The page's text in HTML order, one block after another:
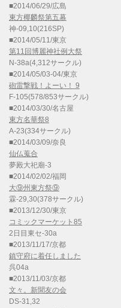
■2014/06/29/広島
東方椰麟祭第五幕
神-09,10(216SP)
■2014/05/11/東京
第11回博麗神社例大祭
N-38a(4,312サークル)
■2014/05/03-04/東京
砲雷撃戦！よーい！ 9
F-105(578/853サークル)
■2014/03/30/名古屋
東方名華祭8
A-23(334サークル)
■2014/03/09/奈良
仙仏蒐合
夢殿大祀廟-3
■2014/02/02/福岡
大⑨州東方祭⑨
霖-29,30(378サークル)
■2013/12/30/東京
コミックマーケット85
2日目東セ-30a
■2013/11/17/京都
鎮守府に着任しました
呉04a
■2013/11/03/京都
文々。新聞友の会
DS-31,32